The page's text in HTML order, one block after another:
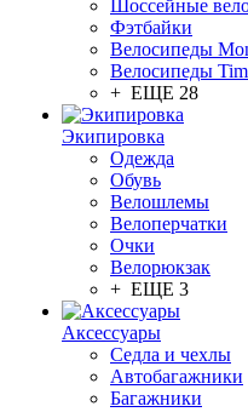
Шоссейные
Фэтбайки
Велосипеды
Велосипеды
+ ЕЩЕ 28
Экипировка
Одежда
Обувь
Велошлемы
Велоперчатки
Очки
Велорюкзак
+ ЕЩЕ 3
Аксессуары
Седла и чехлы
Автобагажники
Багажники